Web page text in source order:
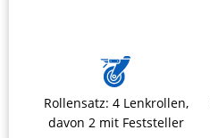
Rollensatz: 4 Lenkrollen,
davon 2 mit Feststeller